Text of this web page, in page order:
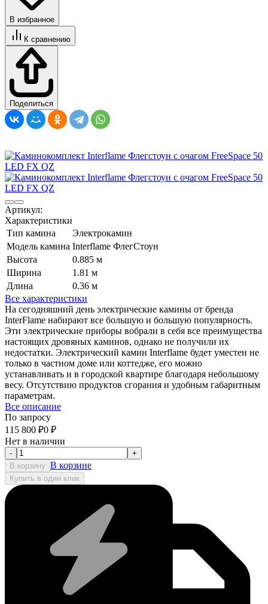
В избранное
К сравнению
Поделиться
Артикул:
Характеристики
Тип камина
Электрокамин
Модель камина Interflame ФлегСтоун
Высота
0.885 м
Ширина
1.81 м
Длина
0.36 м
Все характеристики
На сегодняшний день электрические камины от бренда
InterFlame набирают все большую и большую популярность.
Эти электрические приборы вобрали в себя все преимущества
настоящих дровяных каминов, однако не получили их
недостатки. Электрический камин Interflame будет уместен не
только в частном доме или коттедже, его можно
устанавливать и в городской квартире благодаря небольшому
весу. Отсутствию продуктов сгорания и удобным габаритным
параметрам.
Все описание
По запросу
115 800 ₽0 ₽
Нет в наличии
-
+
В корзину В корзине
Купить в один клик